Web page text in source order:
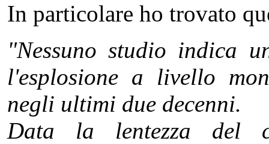
In particolare ho trovato
"Nessuno studio indica
l'esplosione a livello
negli ultimi due decenni.
Data la lentezza del